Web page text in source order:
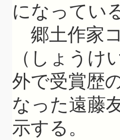
になってい
郷土作家
（しょうけ
外で受賞歴
なった遠藤
示する。